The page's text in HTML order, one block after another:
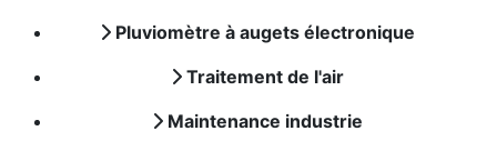
Pluviomètre à augets électronique
Traitement de l'air
Maintenance industrie